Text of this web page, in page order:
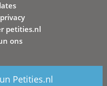
petities.nl
ons
Petities.nl